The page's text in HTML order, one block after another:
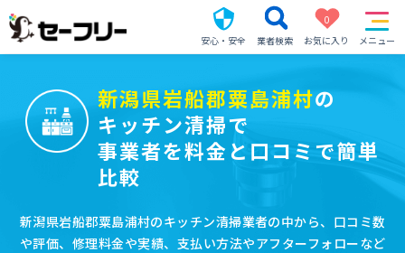
安心・安全 業者検索
0
お気に入り
メニュー
新潟県岩船郡粟島浦村の
キッチン清掃で
事業者を料金と口コミで簡単
比較
新潟県岩船郡粟島浦村のキッチン清掃業者の中から、口コミ数
や評価、修理料金や実績、支払い方法やアフターフォローなど